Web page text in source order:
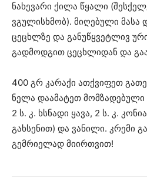
ნახევარი ქილა წყალი
ვგულისხმობ). მიღებული
ცეცხლზე და განუწყვეტლივ
გადმოდგით ცეცხლიდან და
400 გრ კარაქი ათქვიფეთ
ნელა დაამატეთ მომზადებული
2 ს. კ. ხსნადი ყავა, 2 ს. კ.
გახსენით) და ვანილი. კრემი
გემრიელად მიირთვით!